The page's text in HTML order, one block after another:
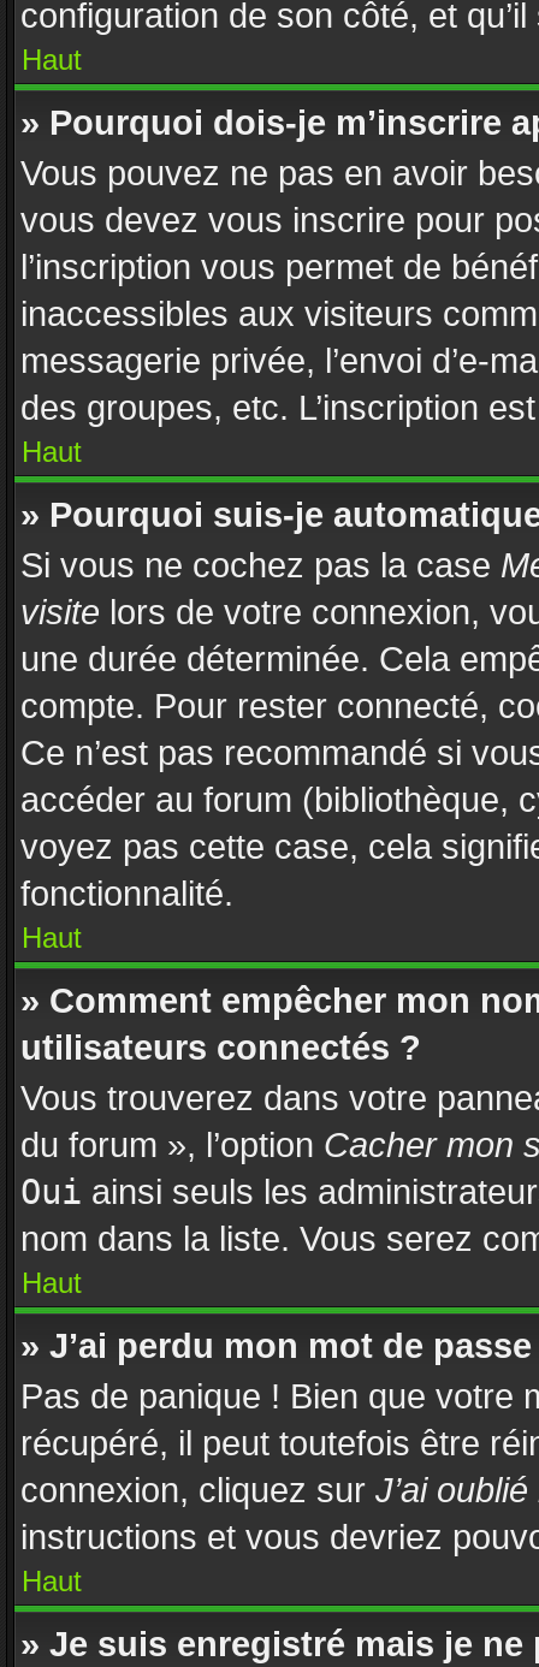
configuration de son côté, et
Haut
» Pourquoi dois-je m’inscrire
Vous pouvez ne pas en avoir
vous devez vous inscrire pour
l’inscription vous permet de
inaccessibles aux visiteurs
messagerie privée, l’envoi d’e-
des groupes, etc. L’inscription
Haut
» Pourquoi suis-je
Si vous ne cochez pas la case
visite lors de votre connexion,
une durée déterminée. Cela
compte. Pour rester connecté,
Ce n’est pas recommandé si
accéder au forum (bibliothèque,
voyez pas cette case, cela
fonctionnalité.
Haut
» Comment empêcher mon
utilisateurs connectés ?
Vous trouverez dans votre
du forum », l’option Cacher mon
Oui ainsi seuls les
nom dans la liste. Vous serez
Haut
» J’ai perdu mon mot de
Pas de panique ! Bien que votre
récupéré, il peut toutefois être
connexion, cliquez sur J’ai
instructions et vous devriez
Haut
» Je suis enregistré mais je